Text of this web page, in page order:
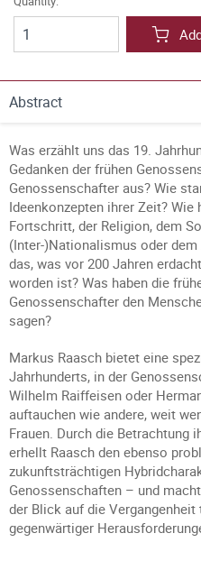
Abstract
Was erzählt uns das 19.
Gedanken der frühen
Genossenschafter aus? Wie
Ideenkonzepten ihrer Zeit?
Fortschritt, der Religion, dem
(Inter-)Nationalismus oder
das, was vor 200 Jahren
worden ist? Was haben die
Genossenschafter den
sagen?
Markus Raasch bietet eine
Jahrhunderts, in der
Wilhelm Raiffeisen oder
auftauchen wie andere, weit
Frauen. Durch die Betrachtung
erhellt Raasch den ebenso
zukunftsträchtigen
Genossenschaften – und
der Blick auf die
gegenwärtiger